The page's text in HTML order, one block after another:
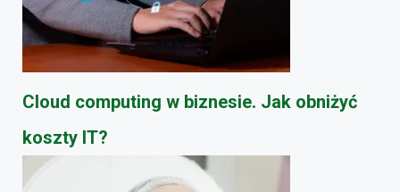
Cloud computing w biznesie. Jak obniżyć
koszty IT?